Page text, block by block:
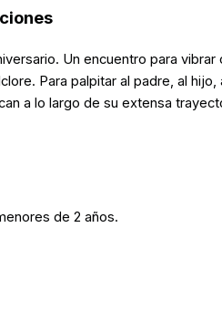
Un encuentro para
Para palpitar al padre, al
a lo largo de su extensa
de 2 años.